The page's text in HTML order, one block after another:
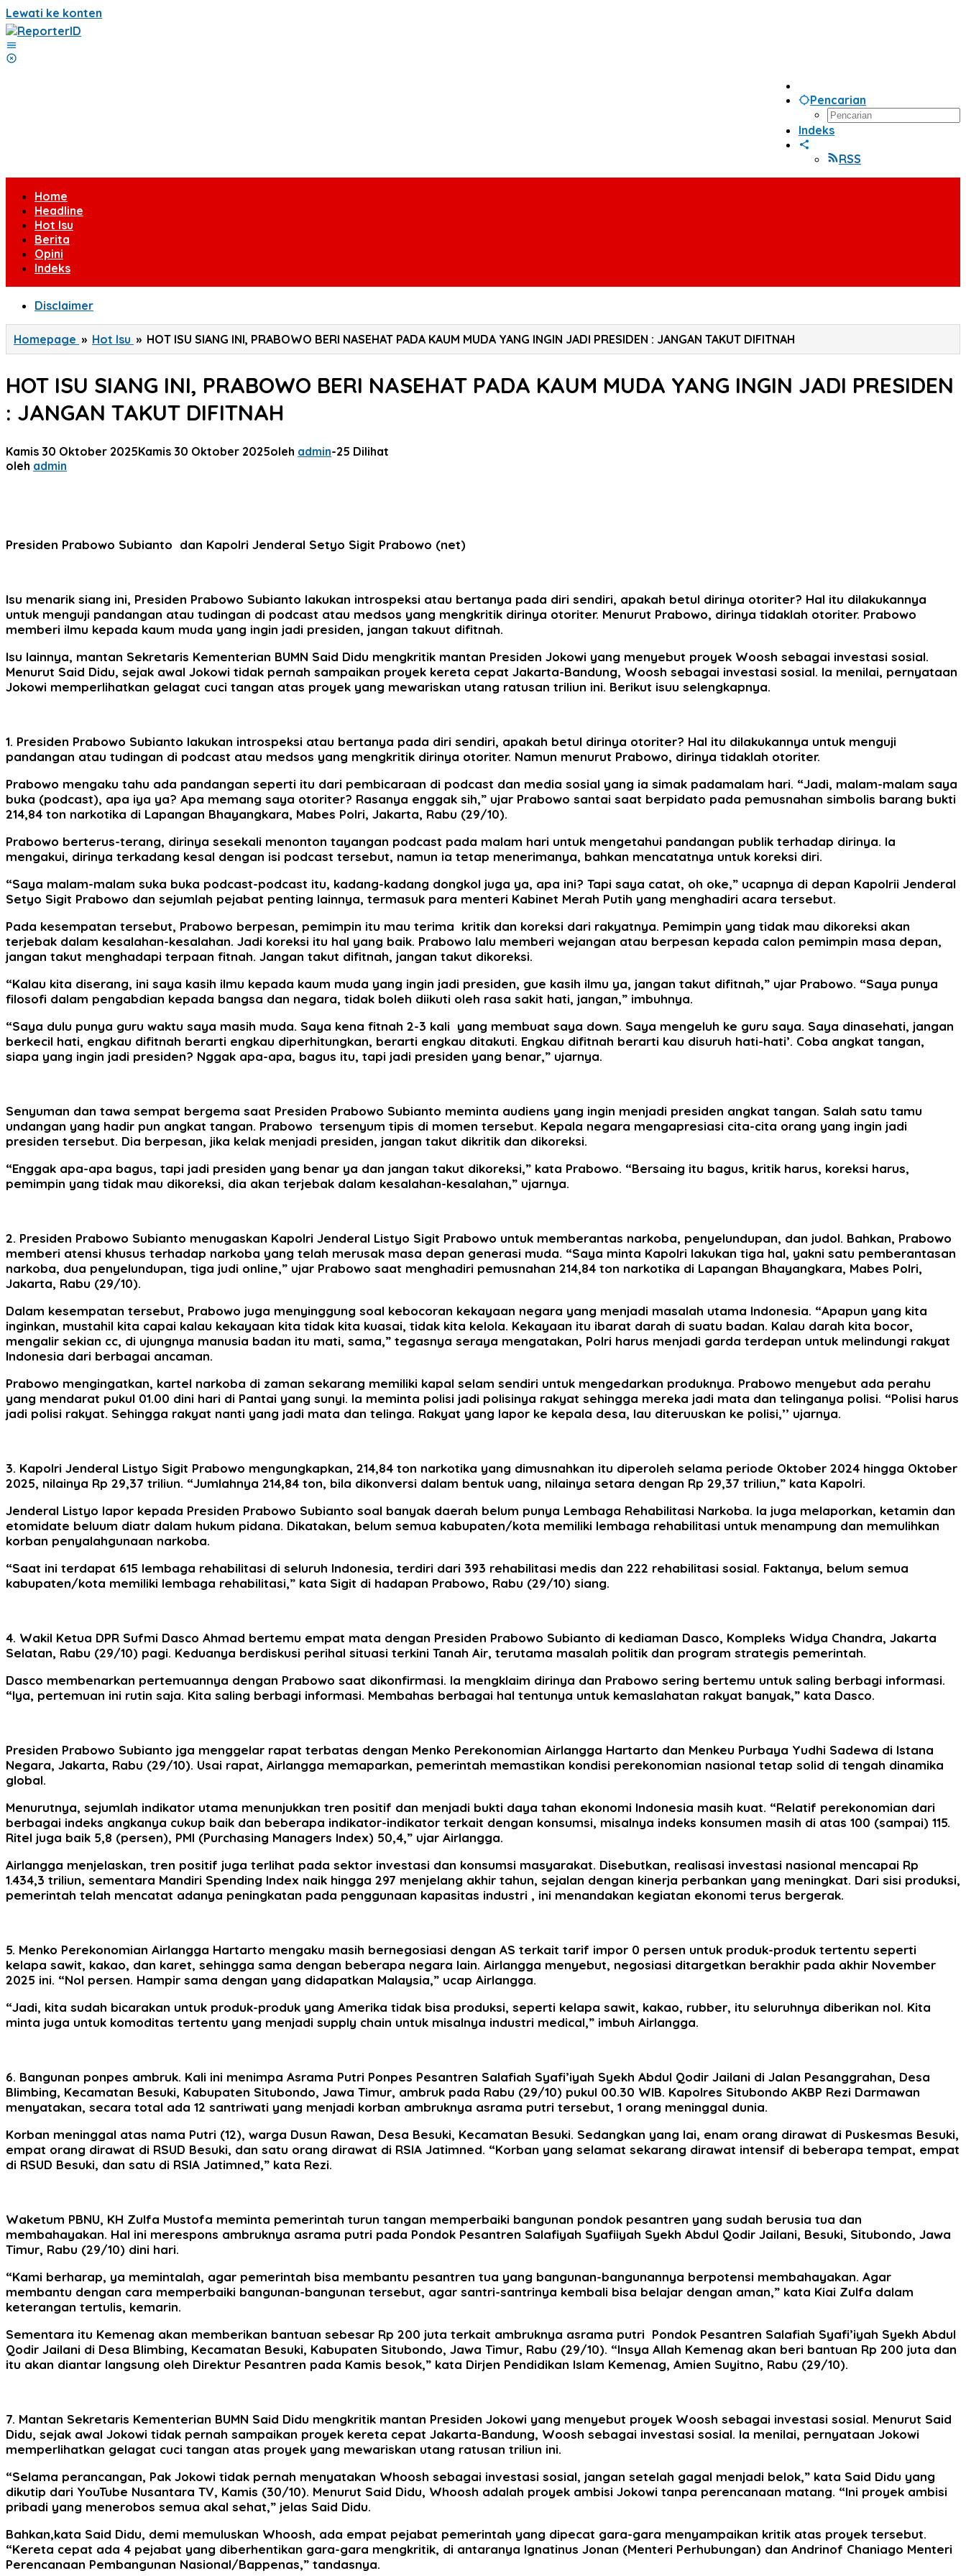
Lewati ke konten
Pencarian
Indeks
RSS
Home
Headline
Hot Isu
Berita
Opini
Indeks
Disclaimer
Homepage » Hot Isu » HOT ISU SIANG INI, PRABOWO BERI NASEHAT PADA KAUM MUDA YANG INGIN JADI PRESIDEN : JANGAN TAKUT DIFITNAH
HOT ISU SIANG INI, PRABOWO BERI NASEHAT PADA KAUM MUDA YANG INGIN JADI PRESIDEN
: JANGAN TAKUT DIFITNAH
Kamis 30 Oktober 2025Kamis 30 Oktober 2025oleh admin-25 Dilihat
oleh admin
Presiden Prabowo Subianto dan Kapolri Jenderal Setyo Sigit Prabowo (net)
Isu menarik siang ini, Presiden Prabowo Subianto lakukan introspeksi atau bertanya pada diri sendiri, apakah betul dirinya otoriter? Hal itu dilakukannya
untuk menguji pandangan atau tudingan di podcast atau medsos yang mengkritik dirinya otoriter. Menurut Prabowo, dirinya tidaklah otoriter. Prabowo
memberi ilmu kepada kaum muda yang ingin jadi presiden, jangan takuut difitnah.
Isu lainnya, mantan Sekretaris Kementerian BUMN Said Didu mengkritik mantan Presiden Jokowi yang menyebut proyek Woosh sebagai investasi sosial.
Menurut Said Didu, sejak awal Jokowi tidak pernah sampaikan proyek kereta cepat Jakarta-Bandung, Woosh sebagai investasi sosial. Ia menilai, pernyataan
Jokowi memperlihatkan gelagat cuci tangan atas proyek yang mewariskan utang ratusan triliun ini. Berikut isuu selengkapnya.
1. Presiden Prabowo Subianto lakukan introspeksi atau bertanya pada diri sendiri, apakah betul dirinya otoriter? Hal itu dilakukannya untuk menguji
pandangan atau tudingan di podcast atau medsos yang mengkritik dirinya otoriter. Namun menurut Prabowo, dirinya tidaklah otoriter.
Prabowo mengaku tahu ada pandangan seperti itu dari pembicaraan di podcast dan media sosial yang ia simak padamalam hari. “Jadi, malam-malam saya
buka (podcast), apa iya ya? Apa memang saya otoriter? Rasanya enggak sih,” ujar Prabowo santai saat berpidato pada pemusnahan simbolis barang bukti
214,84 ton narkotika di Lapangan Bhayangkara, Mabes Polri, Jakarta, Rabu (29/10).
Prabowo berterus-terang, dirinya sesekali menonton tayangan podcast pada malam hari untuk mengetahui pandangan publik terhadap dirinya. Ia
mengakui, dirinya terkadang kesal dengan isi podcast tersebut, namun ia tetap menerimanya, bahkan mencatatnya untuk koreksi diri.
“Saya malam-malam suka buka podcast-podcast itu, kadang-kadang dongkol juga ya, apa ini? Tapi saya catat, oh oke,” ucapnya di depan Kapolrii Jenderal
Setyo Sigit Prabowo dan sejumlah pejabat penting lainnya, termasuk para menteri Kabinet Merah Putih yang menghadiri acara tersebut.
Pada kesempatan tersebut, Prabowo berpesan, pemimpin itu mau terima kritik dan koreksi dari rakyatnya. Pemimpin yang tidak mau dikoreksi akan
terjebak dalam kesalahan-kesalahan. Jadi koreksi itu hal yang baik. Prabowo lalu memberi wejangan atau berpesan kepada calon pemimpin masa depan,
jangan takut menghadapi terpaan fitnah. Jangan takut difitnah, jangan takut dikoreksi.
“Kalau kita diserang, ini saya kasih ilmu kepada kaum muda yang ingin jadi presiden, gue kasih ilmu ya, jangan takut difitnah,” ujar Prabowo. “Saya punya
filosofi dalam pengabdian kepada bangsa dan negara, tidak boleh diikuti oleh rasa sakit hati, jangan,” imbuhnya.
“Saya dulu punya guru waktu saya masih muda. Saya kena fitnah 2-3 kali yang membuat saya down. Saya mengeluh ke guru saya. Saya dinasehati, jangan
berkecil hati, engkau difitnah berarti engkau diperhitungkan, berarti engkau ditakuti. Engkau difitnah berarti kau disuruh hati-hati’. Coba angkat tangan,
siapa yang ingin jadi presiden? Nggak apa-apa, bagus itu, tapi jadi presiden yang benar,” ujarnya.
Senyuman dan tawa sempat bergema saat Presiden Prabowo Subianto meminta audiens yang ingin menjadi presiden angkat tangan. Salah satu tamu
undangan yang hadir pun angkat tangan. Prabowo tersenyum tipis di momen tersebut. Kepala negara mengapresiasi cita-cita orang yang ingin jadi
presiden tersebut. Dia berpesan, jika kelak menjadi presiden, jangan takut dikritik dan dikoreksi.
“Enggak apa-apa bagus, tapi jadi presiden yang benar ya dan jangan takut dikoreksi,” kata Prabowo. “Bersaing itu bagus, kritik harus, koreksi harus,
pemimpin yang tidak mau dikoreksi, dia akan terjebak dalam kesalahan-kesalahan,” ujarnya.
2. Presiden Prabowo Subianto menugaskan Kapolri Jenderal Listyo Sigit Prabowo untuk memberantas narkoba, penyelundupan, dan judol. Bahkan, Prabowo
memberi atensi khusus terhadap narkoba yang telah merusak masa depan generasi muda. “Saya minta Kapolri lakukan tiga hal, yakni satu pemberantasan
narkoba, dua penyelundupan, tiga judi online,” ujar Prabowo saat menghadiri pemusnahan 214,84 ton narkotika di Lapangan Bhayangkara, Mabes Polri,
Jakarta, Rabu (29/10).
Dalam kesempatan tersebut, Prabowo juga menyinggung soal kebocoran kekayaan negara yang menjadi masalah utama Indonesia. “Apapun yang kita
inginkan, mustahil kita capai kalau kekayaan kita tidak kita kuasai, tidak kita kelola. Kekayaan itu ibarat darah di suatu badan. Kalau darah kita bocor,
mengalir sekian cc, di ujungnya manusia badan itu mati, sama,” tegasnya seraya mengatakan, Polri harus menjadi garda terdepan untuk melindungi rakyat
Indonesia dari berbagai ancaman.
Prabowo mengingatkan, kartel narkoba di zaman sekarang memiliki kapal selam sendiri untuk mengedarkan produknya. Prabowo menyebut ada perahu
yang mendarat pukul 01.00 dini hari di Pantai yang sunyi. Ia meminta polisi jadi polisinya rakyat sehingga mereka jadi mata dan telinganya polisi. “Polisi harus
jadi polisi rakyat. Sehingga rakyat nanti yang jadi mata dan telinga. Rakyat yang lapor ke kepala desa, lau diteruuskan ke polisi,’’ ujarnya.
3. Kapolri Jenderal Listyo Sigit Prabowo mengungkapkan, 214,84 ton narkotika yang dimusnahkan itu diperoleh selama periode Oktober 2024 hingga Oktober
2025, nilainya Rp 29,37 triliun. “Jumlahnya 214,84 ton, bila dikonversi dalam bentuk uang, nilainya setara dengan Rp 29,37 triliun,” kata Kapolri.
Jenderal Listyo lapor kepada Presiden Prabowo Subianto soal banyak daerah belum punya Lembaga Rehabilitasi Narkoba. Ia juga melaporkan, ketamin dan
etomidate beluum diatr dalam hukum pidana. Dikatakan, belum semua kabupaten/kota memiliki lembaga rehabilitasi untuk menampung dan memulihkan
korban penyalahgunaan narkoba.
“Saat ini terdapat 615 lembaga rehabilitasi di seluruh Indonesia, terdiri dari 393 rehabilitasi medis dan 222 rehabilitasi sosial. Faktanya, belum semua
kabupaten/kota memiliki lembaga rehabilitasi,” kata Sigit di hadapan Prabowo, Rabu (29/10) siang.
4. Wakil Ketua DPR Sufmi Dasco Ahmad bertemu empat mata dengan Presiden Prabowo Subianto di kediaman Dasco, Kompleks Widya Chandra, Jakarta
Selatan, Rabu (29/10) pagi. Keduanya berdiskusi perihal situasi terkini Tanah Air, terutama masalah politik dan program strategis pemerintah.
Dasco membenarkan pertemuannya dengan Prabowo saat dikonfirmasi. Ia mengklaim dirinya dan Prabowo sering bertemu untuk saling berbagi informasi.
“Iya, pertemuan ini rutin saja. Kita saling berbagi informasi. Membahas berbagai hal tentunya untuk kemaslahatan rakyat banyak,” kata Dasco.
Presiden Prabowo Subianto jga menggelar rapat terbatas dengan Menko Perekonomian Airlangga Hartarto dan Menkeu Purbaya Yudhi Sadewa di Istana
Negara, Jakarta, Rabu (29/10). Usai rapat, Airlangga memaparkan, pemerintah memastikan kondisi perekonomian nasional tetap solid di tengah dinamika
global.
Menurutnya, sejumlah indikator utama menunjukkan tren positif dan menjadi bukti daya tahan ekonomi Indonesia masih kuat. “Relatif perekonomian dari
berbagai indeks angkanya cukup baik dan beberapa indikator-indikator terkait dengan konsumsi, misalnya indeks konsumen masih di atas 100 (sampai) 115.
Ritel juga baik 5,8 (persen), PMI (Purchasing Managers Index) 50,4,” ujar Airlangga.
Airlangga menjelaskan, tren positif juga terlihat pada sektor investasi dan konsumsi masyarakat. Disebutkan, realisasi investasi nasional mencapai Rp
1.434,3 triliun, sementara Mandiri Spending Index naik hingga 297 menjelang akhir tahun, sejalan dengan kinerja perbankan yang meningkat. Dari sisi produksi,
pemerintah telah mencatat adanya peningkatan pada penggunaan kapasitas industri , ini menandakan kegiatan ekonomi terus bergerak.
5. Menko Perekonomian Airlangga Hartarto mengaku masih bernegosiasi dengan AS terkait tarif impor 0 persen untuk produk-produk tertentu seperti
kelapa sawit, kakao, dan karet, sehingga sama dengan beberapa negara lain. Airlangga menyebut, negosiasi ditargetkan berakhir pada akhir November
2025 ini. “Nol persen. Hampir sama dengan yang didapatkan Malaysia,” ucap Airlangga.
“Jadi, kita sudah bicarakan untuk produk-produk yang Amerika tidak bisa produksi, seperti kelapa sawit, kakao, rubber, itu seluruhnya diberikan nol. Kita
minta juga untuk komoditas tertentu yang menjadi supply chain untuk misalnya industri medical,” imbuh Airlangga.
6. Bangunan ponpes ambruk. Kali ini menimpa Asrama Putri Ponpes Pesantren Salafiah Syafi’iyah Syekh Abdul Qodir Jailani di Jalan Pesanggrahan, Desa
Blimbing, Kecamatan Besuki, Kabupaten Situbondo, Jawa Timur, ambruk pada Rabu (29/10) pukul 00.30 WIB. Kapolres Situbondo AKBP Rezi Darmawan
menyatakan, secara total ada 12 santriwati yang menjadi korban ambruknya asrama putri tersebut, 1 orang meninggal dunia.
Korban meninggal atas nama Putri (12), warga Dusun Rawan, Desa Besuki, Kecamatan Besuki. Sedangkan yang lai, enam orang dirawat di Puskesmas Besuki,
empat orang dirawat di RSUD Besuki, dan satu orang dirawat di RSIA Jatimned. “Korban yang selamat sekarang dirawat intensif di beberapa tempat, empat
di RSUD Besuki, dan satu di RSIA Jatimned,” kata Rezi.
Waketum PBNU, KH Zulfa Mustofa meminta pemerintah turun tangan memperbaiki bangunan pondok pesantren yang sudah berusia tua dan
membahayakan. Hal ini merespons ambruknya asrama putri pada Pondok Pesantren Salafiyah Syafiiyah Syekh Abdul Qodir Jailani, Besuki, Situbondo, Jawa
Timur, Rabu (29/10) dini hari.
“Kami berharap, ya memintalah, agar pemerintah bisa membantu pesantren tua yang bangunan-bangunannya berpotensi membahayakan. Agar
membantu dengan cara memperbaiki bangunan-bangunan tersebut, agar santri-santrinya kembali bisa belajar dengan aman,” kata Kiai Zulfa dalam
keterangan tertulis, kemarin.
Sementara itu Kemenag akan memberikan bantuan sebesar Rp 200 juta terkait ambruknya asrama putri Pondok Pesantren Salafiah Syafi’iyah Syekh Abdul
Qodir Jailani di Desa Blimbing, Kecamatan Besuki, Kabupaten Situbondo, Jawa Timur, Rabu (29/10). “Insya Allah Kemenag akan beri bantuan Rp 200 juta dan
itu akan diantar langsung oleh Direktur Pesantren pada Kamis besok,” kata Dirjen Pendidikan Islam Kemenag, Amien Suyitno, Rabu (29/10).
7. Mantan Sekretaris Kementerian BUMN Said Didu mengkritik mantan Presiden Jokowi yang menyebut proyek Woosh sebagai investasi sosial. Menurut Said
Didu, sejak awal Jokowi tidak pernah sampaikan proyek kereta cepat Jakarta-Bandung, Woosh sebagai investasi sosial. Ia menilai, pernyataan Jokowi
memperlihatkan gelagat cuci tangan atas proyek yang mewariskan utang ratusan triliun ini.
“Selama perancangan, Pak Jokowi tidak pernah menyatakan Whoosh sebagai investasi sosial, jangan setelah gagal menjadi belok,” kata Said Didu yang
dikutip dari YouTube Nusantara TV, Kamis (30/10). Menurut Said Didu, Whoosh adalah proyek ambisi Jokowi tanpa perencanaan matang. “Ini proyek ambisi
pribadi yang menerobos semua akal sehat,” jelas Said Didu.
Bahkan,kata Said Didu, demi memuluskan Whoosh, ada empat pejabat pemerintah yang dipecat gara-gara menyampaikan kritik atas proyek tersebut.
“Kereta cepat ada 4 pejabat yang diberhentikan gara-gara mengkritik, di antaranya Ignatinus Jonan (Menteri Perhubungan) dan Andrinof Chaniago Menteri
Perencanaan Pembangunan Nasional/Bappenas,” tandasnya.